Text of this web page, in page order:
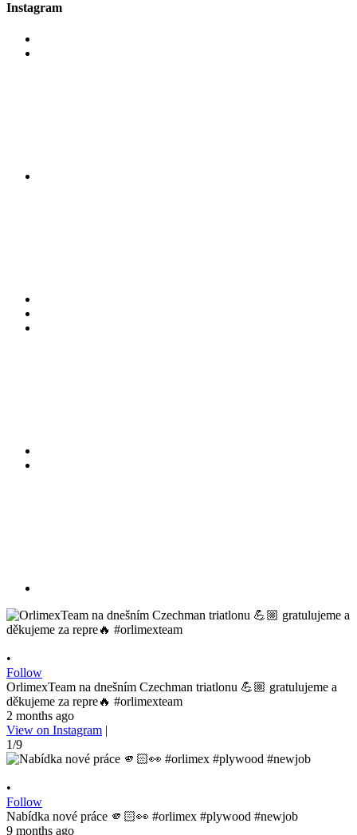
Instagram
•
Follow
OrlimexTeam na dnešním Czechman triatlonu 💪🏼 gratulujeme a
děkujeme za repre🔥 #orlimexteam
2 months ago
View on Instagram |
1/9
•
Follow
Nabídka nové práce 🫵🏻👀 #orlimex #plywood #newjob
9 months ago